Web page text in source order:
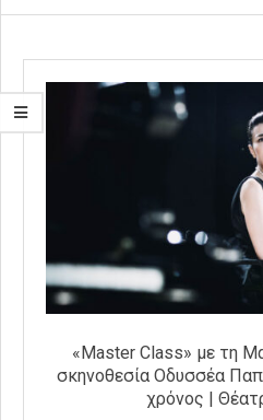
«Master Class» με τη
σκηνοθεσία Οδυσσέα
χρόνος |